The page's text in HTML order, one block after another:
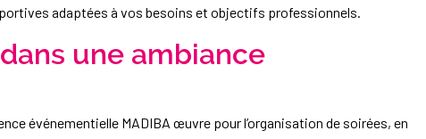
adaptées à vos besoins et objectifs professionnels.
une ambiance
événementielle MADIBA œuvre pour l’organisation de soirées, en